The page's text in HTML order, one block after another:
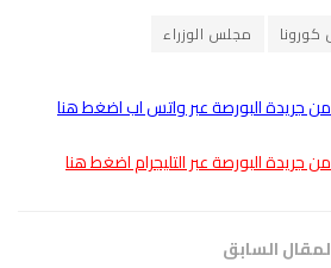
مجلس الوزراء
من جريدة البورصة عبر واتس اب اضغط هنا
من جريدة البورصة عبر التليجرام اضغط هنا
السابق